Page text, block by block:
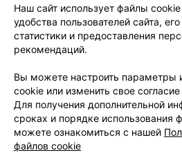
О проекте
Размещение рекламы
Публичный договор
Способы оплаты
Написать
Написать в
Персональные
Наш сайт использует файлы
удобства пользователей сайта,
статистики и предоставления
рекомендаций.
Вы можете настроить параметры
cookie или изменить свое
Для получения дополнительной
сроках и порядке использования
можете ознакомиться с нашей
файлов cookie